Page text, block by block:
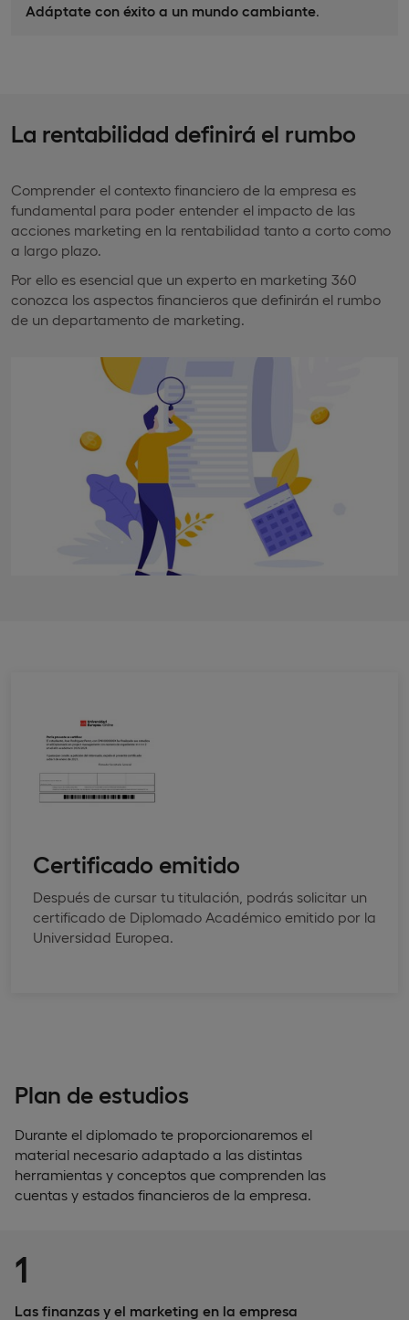
Adáptate con éxito a un mundo cambiante.
La rentabilidad definirá el rumbo
Comprender el contexto financiero de la empresa es
fundamental para poder entender el impacto de las
acciones marketing en la rentabilidad tanto a corto como
a largo plazo.
Por ello es esencial que un experto en marketing 360
conozca los aspectos financieros que definirán el rumbo
de un departamento de marketing.
Certificado emitido
Después de cursar tu titulación, podrás solicitar un
certificado de Diplomado Académico emitido por la
Universidad Europea.
Plan de estudios
Durante el diplomado te proporcionaremos el
material necesario adaptado a las distintas
herramientas y conceptos que comprenden las
cuentas y estados financieros de la empresa.
1
Las finanzas y el marketing en la empresa